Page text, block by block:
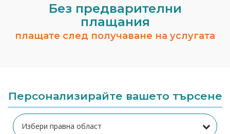
Без предварителни
плащания
плащате след получаване на услугата
Персонализирайте вашето търсене